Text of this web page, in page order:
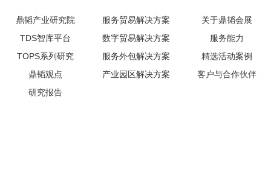
鼎韬产业研究院
TDS智库平台
TOPS系列研究
鼎韬观点
研究报告
服务贸易解决方案
数字贸易解决方案
服务外包解决方案
产业园区解决方案
关于鼎韬会展
服务能力
精选活动案例
客户与合作伙伴